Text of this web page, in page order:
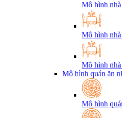
Mô hình
Mô hình
Mô hình
Mô hình quán ăn
Mô hình